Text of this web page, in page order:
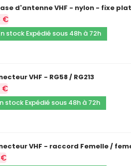
d'antenne VHF - nylon - fixe
€
stock Expédié sous 48h à 72h
VHF - RG58 / RG213
€
stock Expédié sous 48h à 72h
VHF - raccord Femelle /
€